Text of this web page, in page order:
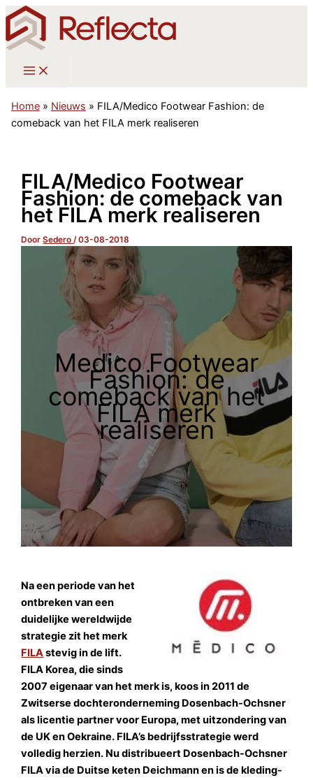
Ga
naar
de
inhoud
Home» Nieuws » FILA/Medico Footwear Fashion: de
comeback van het FILA merk realiseren
FILA/Medico Footwear
Fashion: de comeback van
het FILA merk realiseren
DoorSedero/03-08-2018
Medico Footwear
Fashion: de
comeback van het
FILA merk
realiseren
Na een periode van het
ontbreken van een
duidelijke wereldwijde
strategie zit het merk
FILAstevig in de lift.
FILA Korea, die sinds
2007 eigenaar van het merk is, koos in 2011 de
Zwitserse dochteronderneming Dosenbach-Ochsner
als licentie partner voor Europa, met uitzondering van
de UK en Oekraine. FILA’s bedrijfsstrategie werd
volledig herzien. Nu distribueert Dosenbach-Ochsner
FILA via de Duitse keten Deichmann en is de kleding-